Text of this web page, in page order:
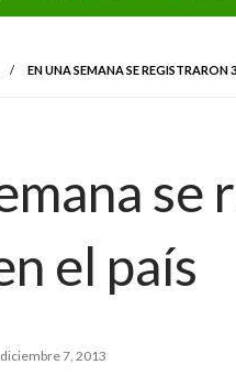
EN UNA SEMANA SE
el país
7, 2013